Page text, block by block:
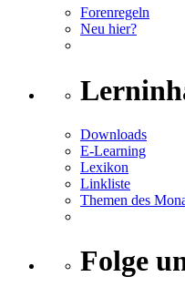
Forenregeln
Neu hier?
Downloads
E-Learning
Lexikon
Linkliste
Themen des
Folge